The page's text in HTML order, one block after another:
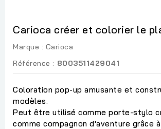
Carioca créer et colorier le
Marque : Carioca
Référence : 8003511429041
Coloration pop-up amusante et
modèles.
Peut être utilisé comme porte-stylo
comme compagnon d'aventure grâce